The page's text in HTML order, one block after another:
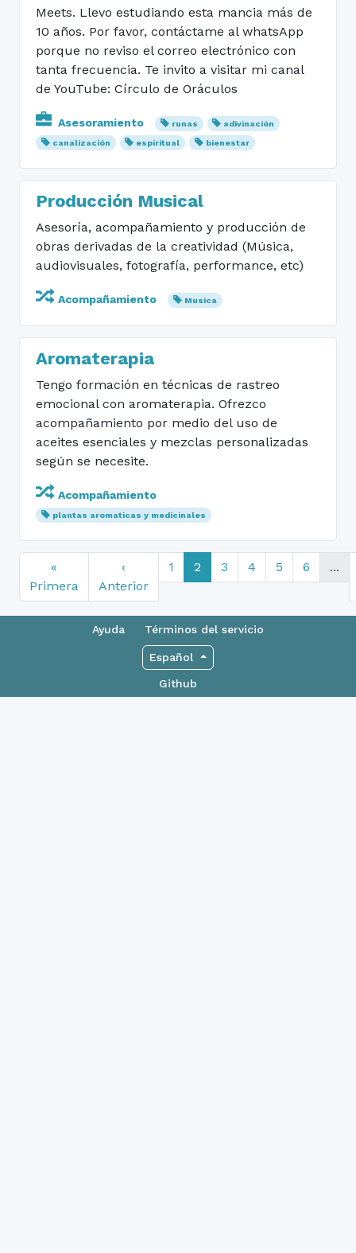
Meets. Llevo estudiando esta mancia más de
10 años. Por favor, contáctame al whatsApp
porque no reviso el correo electrónico con
tanta frecuencia. Te invito a visitar mi canal
de YouTube: Círculo de Oráculos
Asesoramiento runas
adivinación
canalización
espiritual bienestar
Producción Musical
Asesoría, acompañamiento y producción de
obras derivadas de la creatividad (Música,
audiovisuales, fotografía, performance, etc)
Acompañamiento Musica
Aromaterapia
Tengo formación en técnicas de rastreo
emocional con aromaterapia. Ofrezco
acompañamiento por medio del uso de
aceites esenciales y mezclas personalizadas
según se necesite.
Acompañamiento
plantas aromaticas y medicinales
«
Primera
‹
Anterior
1 2 3 4 5 6 ...
Ayuda Términos del servicio
Español
Github